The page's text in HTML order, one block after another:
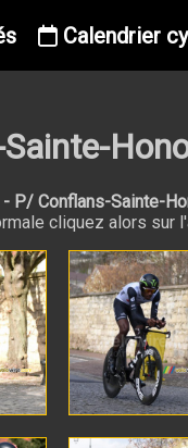
Calendrier
P/ Conflans-Sainte-
cliquez alors sur